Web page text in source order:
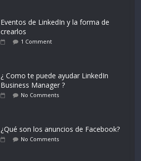
Eventos de LinkedIn y la forma de
crearlos
1 Comment
¿ Como te puede ayudar LinkedIn
Business Manager ?
No Comments
¿Qué son los anuncios de Facebook?
No Comments